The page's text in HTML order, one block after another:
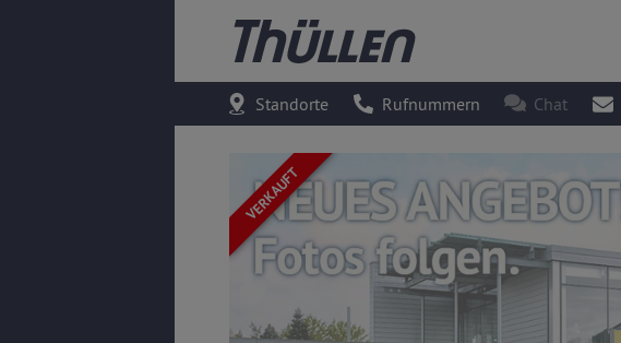
Standorte Rufnummern Chat
VERKAUFT